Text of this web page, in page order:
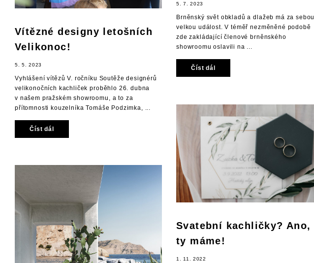
5. 7. 2023
Brněnský svět obkladů a dlažeb má za sebou
velkou událost. V téměř nezměněné podobě
zde zakládající členové brněnského
showroomu oslavili na ...
Číst dál
Vítězné designy letošních
Velikonoc!
5. 5. 2023
Vyhlášení vítězů V. ročníku Soutěže designérů
velikonočních kachliček proběhlo 26. dubna
v našem pražském showroomu, a to za
přítomnosti kouzelníka Tomáše Podzimka, ...
Číst dál
Svatební kachličky? Ano,
ty máme!
1. 11. 2022